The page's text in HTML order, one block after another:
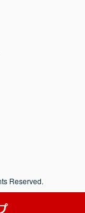
Reserved.